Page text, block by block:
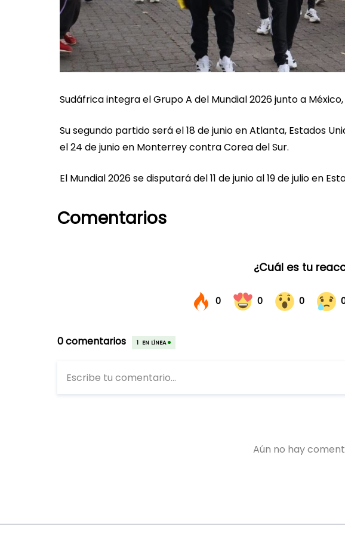
Sudáfrica integra el Grupo A del Mundial 2026 junto a
Su segundo partido será el 18 de junio en Atlanta, Estados
el 24 de junio en Monterrey contra Corea del Sur.
El Mundial 2026 se disputará del 11 de junio al 19 de julio en
Comentarios